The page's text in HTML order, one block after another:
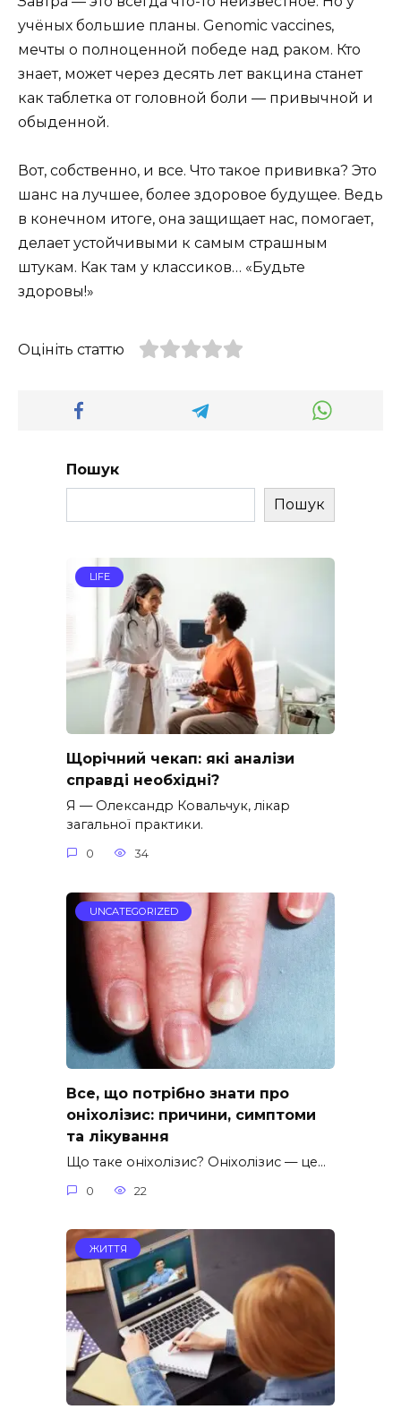
учёных большие планы. Genomic vaccines,
мечты о полноценной победе над раком. Кто
знает, может через десять лет вакцина станет
как таблетка от головной боли — привычной и
обыденной.
Вот, собственно, и все. Что такое прививка? Это
шанс на лучшее, более здоровое будущее. Ведь
в конечном итоге, она защищает нас, помогает,
делает устойчивыми к самым страшным
штукам. Как там у классиков… «Будьте
здоровы!»
Оцініть статтю
Пошук
Пошук
LIFE
Щорічний чекап: які аналізи
справді необхідні?
Я — Олександр Ковальчук, лікар
загальної практики.
0 34
UNCATEGORIZED
Все, що потрібно знати про
оніхолізис: причини, симптоми
та лікування
Що таке оніхолізис? Оніхолізис — це…
0 22
ЖИТТЯ